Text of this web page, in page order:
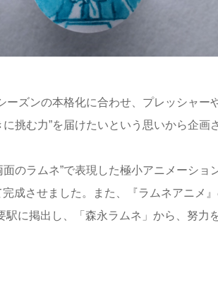
ーズンの本格化に合わせ、プレッシャー
挑む力”を届けたいという思いから企画
のラムネ”で表現した極小アニメーショ
成させました。また、『ラムネアニメ
に掲出し、「森永ラムネ」から、努力